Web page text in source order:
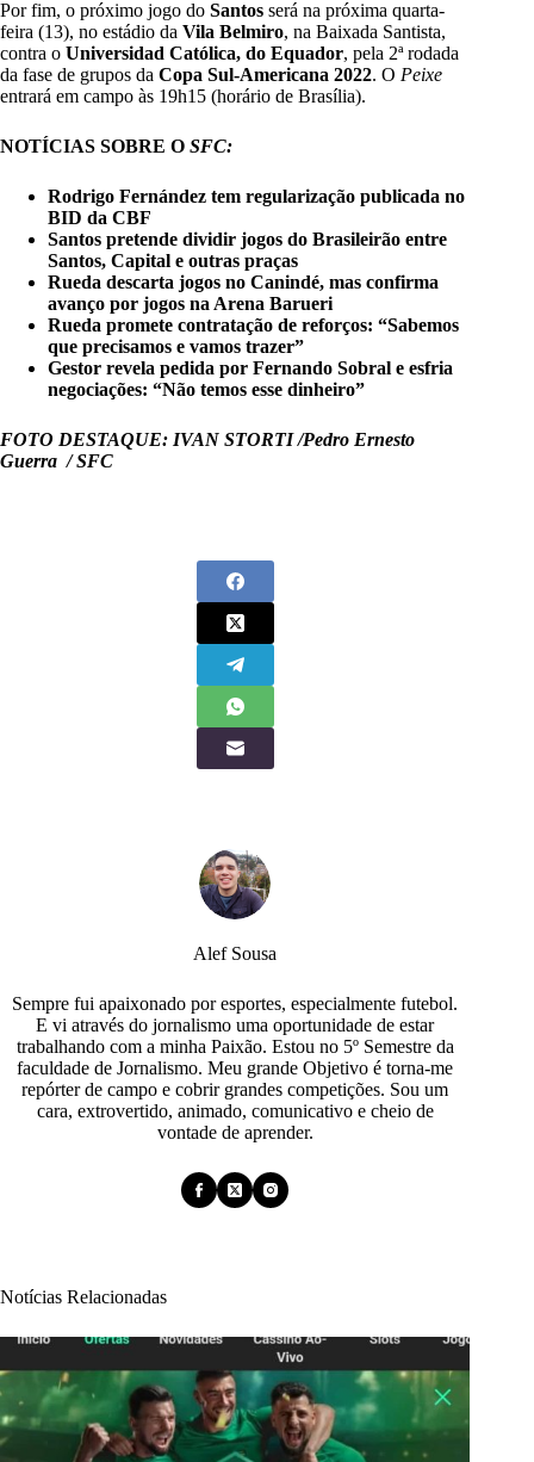
Por fim, o próximo jogo do Santos será na próxima quarta-
feira (13), no estádio da Vila Belmiro, na Baixada Santista,
contra o Universidad Católica, do Equador, pela 2ª rodada
da fase de grupos da Copa Sul-Americana 2022. O Peixe
entrará em campo às 19h15 (horário de Brasília).
NOTÍCIAS SOBRE O SFC:
Rodrigo Fernández tem regularização publicada no
BID da CBF
Santos pretende dividir jogos do Brasileirão entre
Santos, Capital e outras praças
Rueda descarta jogos no Canindé, mas confirma
avanço por jogos na Arena Barueri
Rueda promete contratação de reforços: “Sabemos
que precisamos e vamos trazer”
Gestor revela pedida por Fernando Sobral e esfria
negociações: “Não temos esse dinheiro”
FOTO DESTAQUE: IVAN STORTI /Pedro Ernesto
Guerra / SFC
Alef Sousa
Sempre fui apaixonado por esportes, especialmente futebol.
E vi através do jornalismo uma oportunidade de estar
trabalhando com a minha Paixão. Estou no 5º Semestre da
faculdade de Jornalismo. Meu grande Objetivo é torna-me
repórter de campo e cobrir grandes competições. Sou um
cara, extrovertido, animado, comunicativo e cheio de
vontade de aprender.
Notícias Relacionadas